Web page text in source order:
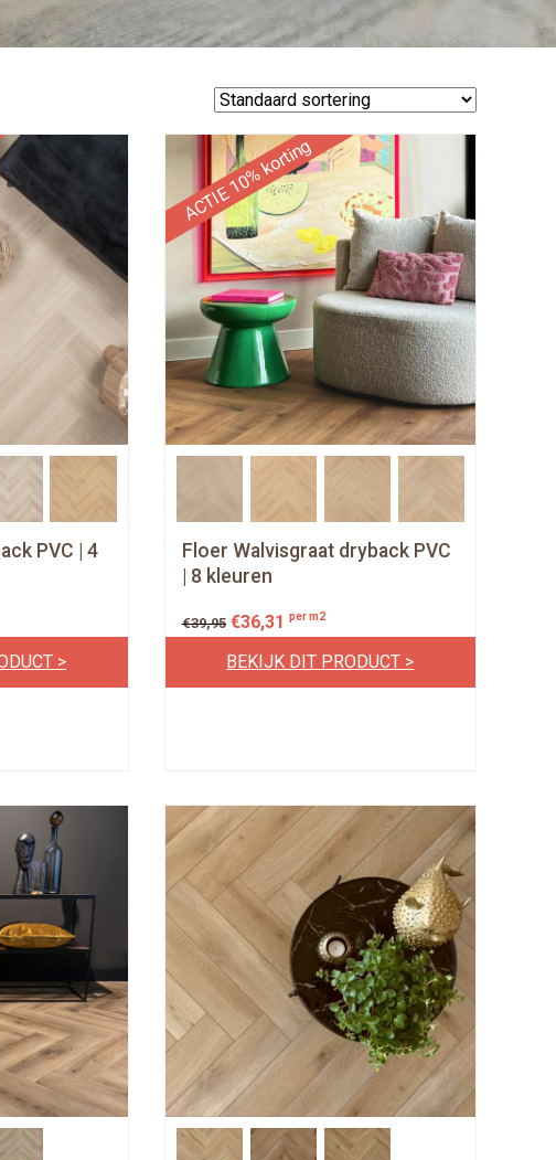
PVC | 4
>
ACTIE 10% korting
Floer Walvisgraat dryback PVC
| 8 kleuren
€39,95 €36,31 per m2
BEKIJK DIT PRODUCT >